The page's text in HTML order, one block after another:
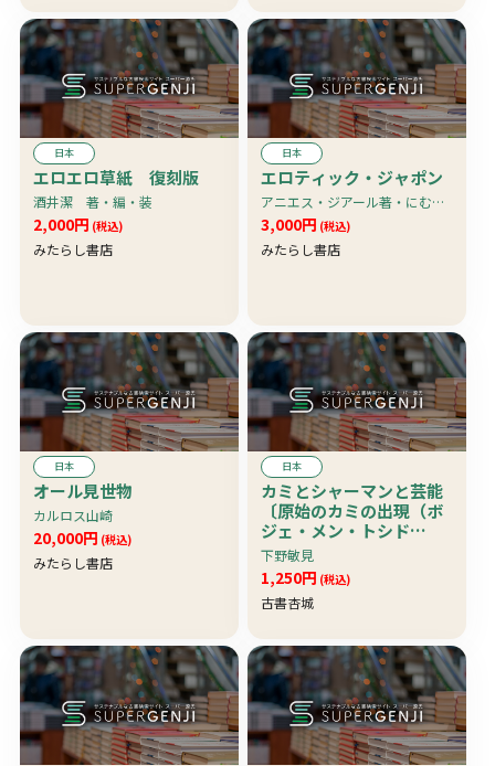
日本
エロエロ草紙 復刻版
酒井潔 著・編・装
2,000円 (税込)
みたらし書店
日本
エロティック・ジャポン
アニエス・ジアール著・にむら・じゅんこ訳
3,000円 (税込)
みたらし書店
日本
オール見世物
カルロス山崎
20,000円 (税込)
みたらし書店
日本
カミとシャーマンと芸能
〔原始のカミの出現（ボ
ジェ・メン・トシド
ン）・南九州シャーマニ
ズム・棒踊り成立考他〕
下野敏見
1,250円 (税込)
古書杏城